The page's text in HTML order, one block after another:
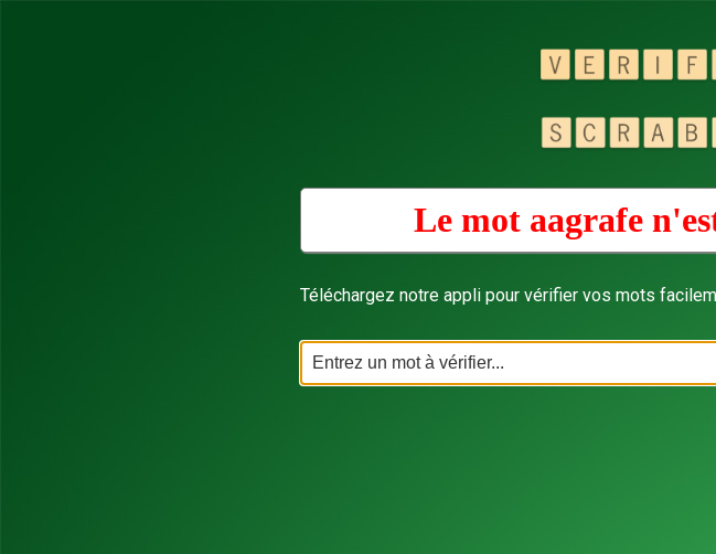
Le mot aagrafe
Téléchargez notre appli pour vérifier vos mots